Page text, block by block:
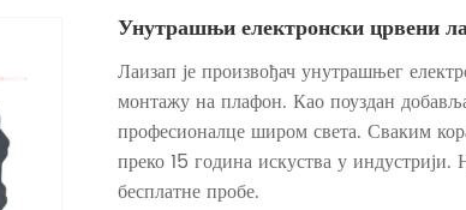
Унутрашњи електронски црвени
Лаизап је произвођач унутрашњег
монтажу на плафон. Као поуздан
професионалце широм света. Сваким
преко 15 година искуства у
бесплатне пробе.